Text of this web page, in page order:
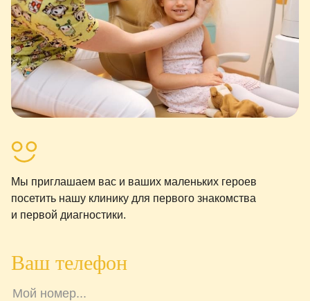
Мы приглашаем вас и ваших маленьких героев
посетить нашу клинику для первого знакомства
и первой диагностики.
Ваш телефон